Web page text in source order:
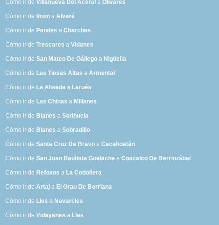
Cómo ir deVillanueva Del Aceral aOlivares
Cómo ir de Imon aAlvaré
Cómo ir de Pendes aCharches
Cómo ir deTrescares aVidanes
Cómo ir deSan Mateo De Gállego a Nigüella
Cómo ir de Las Tiesas Altas aArmental
Cómo ir de La Aliseda a Larués
Cómo ir de Las Chinas a Millanes
Cómo ir de Blanes aSorihuela
Cómo ir de Blanes aSobradillo
Cómo ir deSanta Cruz De Bravo aCacahoatán
Cómo ir deSan Juan Bautista Guelache aCoacalco De Berriozábal
Cómo ir de Refoxos a La Codoñera
Cómo ir deArtaj a El Grau De Borriana
Cómo ir de Lles a Navarcles
Cómo ir deVidayanes a Lles